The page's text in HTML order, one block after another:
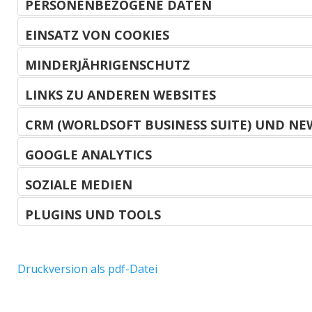
PERSONENBEZOGENE DATEN
EINSATZ VON COOKIES
MINDERJÄHRIGENSCHUTZ
LINKS ZU ANDEREN WEBSITES
CRM (WORLDSOFT BUSINESS SUITE) UND
GOOGLE ANALYTICS
SOZIALE MEDIEN
PLUGINS UND TOOLS
Druckversion als pdf-Datei